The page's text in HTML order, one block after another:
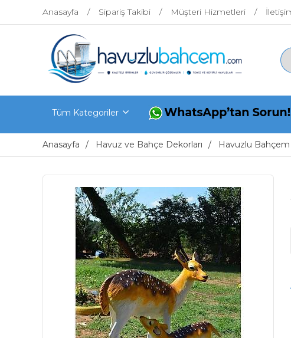
Anasayfa Sipariş Takibi Müşteri Hizmetleri
Tüm Kategoriler
Anasayfa Havuz ve Bahçe Dekorları Havuzlu Bahçem